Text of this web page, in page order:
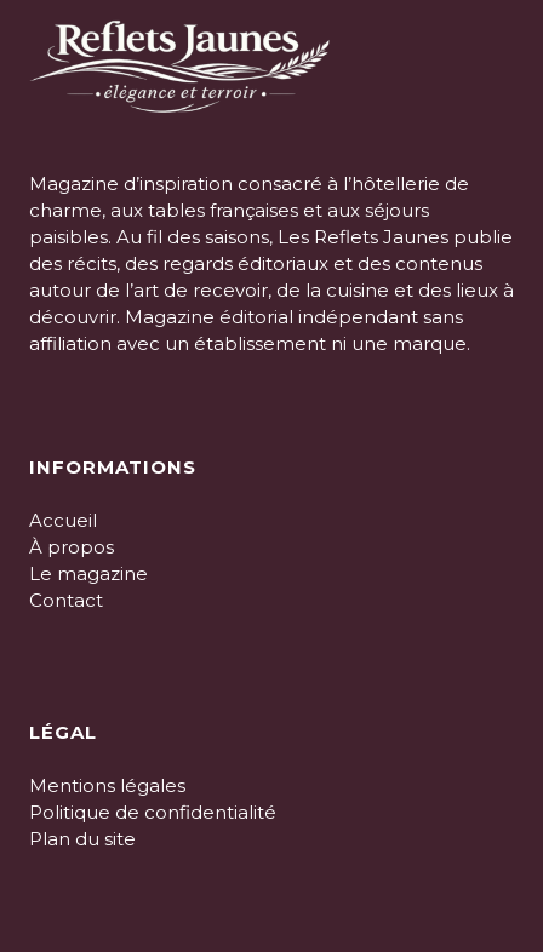
Magazine d’inspiration consacré à l’hôtellerie de
charme, aux tables françaises et aux séjours
paisibles. Au fil des saisons, Les Reflets Jaunes publie
des récits, des regards éditoriaux et des contenus
autour de l’art de recevoir, de la cuisine et des lieux à
découvrir. Magazine éditorial indépendant sans
affiliation avec un établissement ni une marque.
INFORMATIONS
Accueil
À propos
Le magazine
Contact
LÉGAL
Mentions légales
Politique de confidentialité
Plan du site